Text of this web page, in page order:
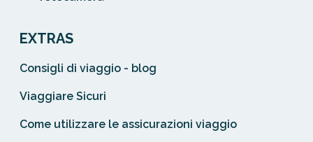
EXTRAS
Consigli di viaggio - blog
Viaggiare Sicuri
Come utilizzare le assicurazioni viaggio